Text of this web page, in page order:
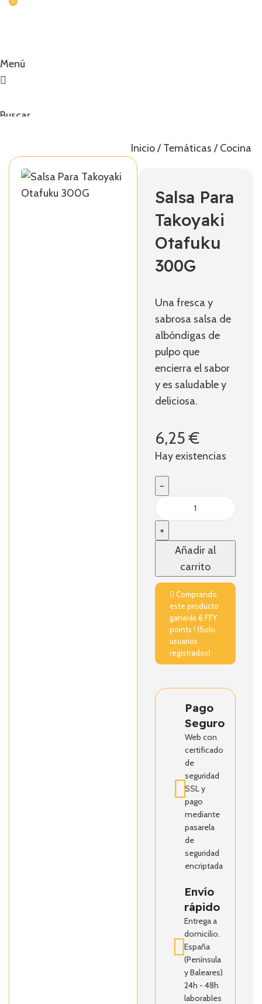
Menú
Buscar
0
Inicio
Temáticas Cocina
Salsa Para
Takoyaki
Otafuku
300G
Una fresca y
sabrosa salsa de
albóndigas de
pulpo que
encierra el sabor
y es saludable y
deliciosa.
6,25€
Hay existencias
Añadir al
carrito
Comprando
este producto
ganarás6 FFY
points ! (Solo
usuarios
registrados)
Pago
Seguro
Web con
certificado
de
seguridad
SSL y
pago
mediante
pasarela
de
seguridad
encriptada
Envío
rápido
Entrega a
domicilio.
España
(Península
y Baleares)
24h - 48h
laborables